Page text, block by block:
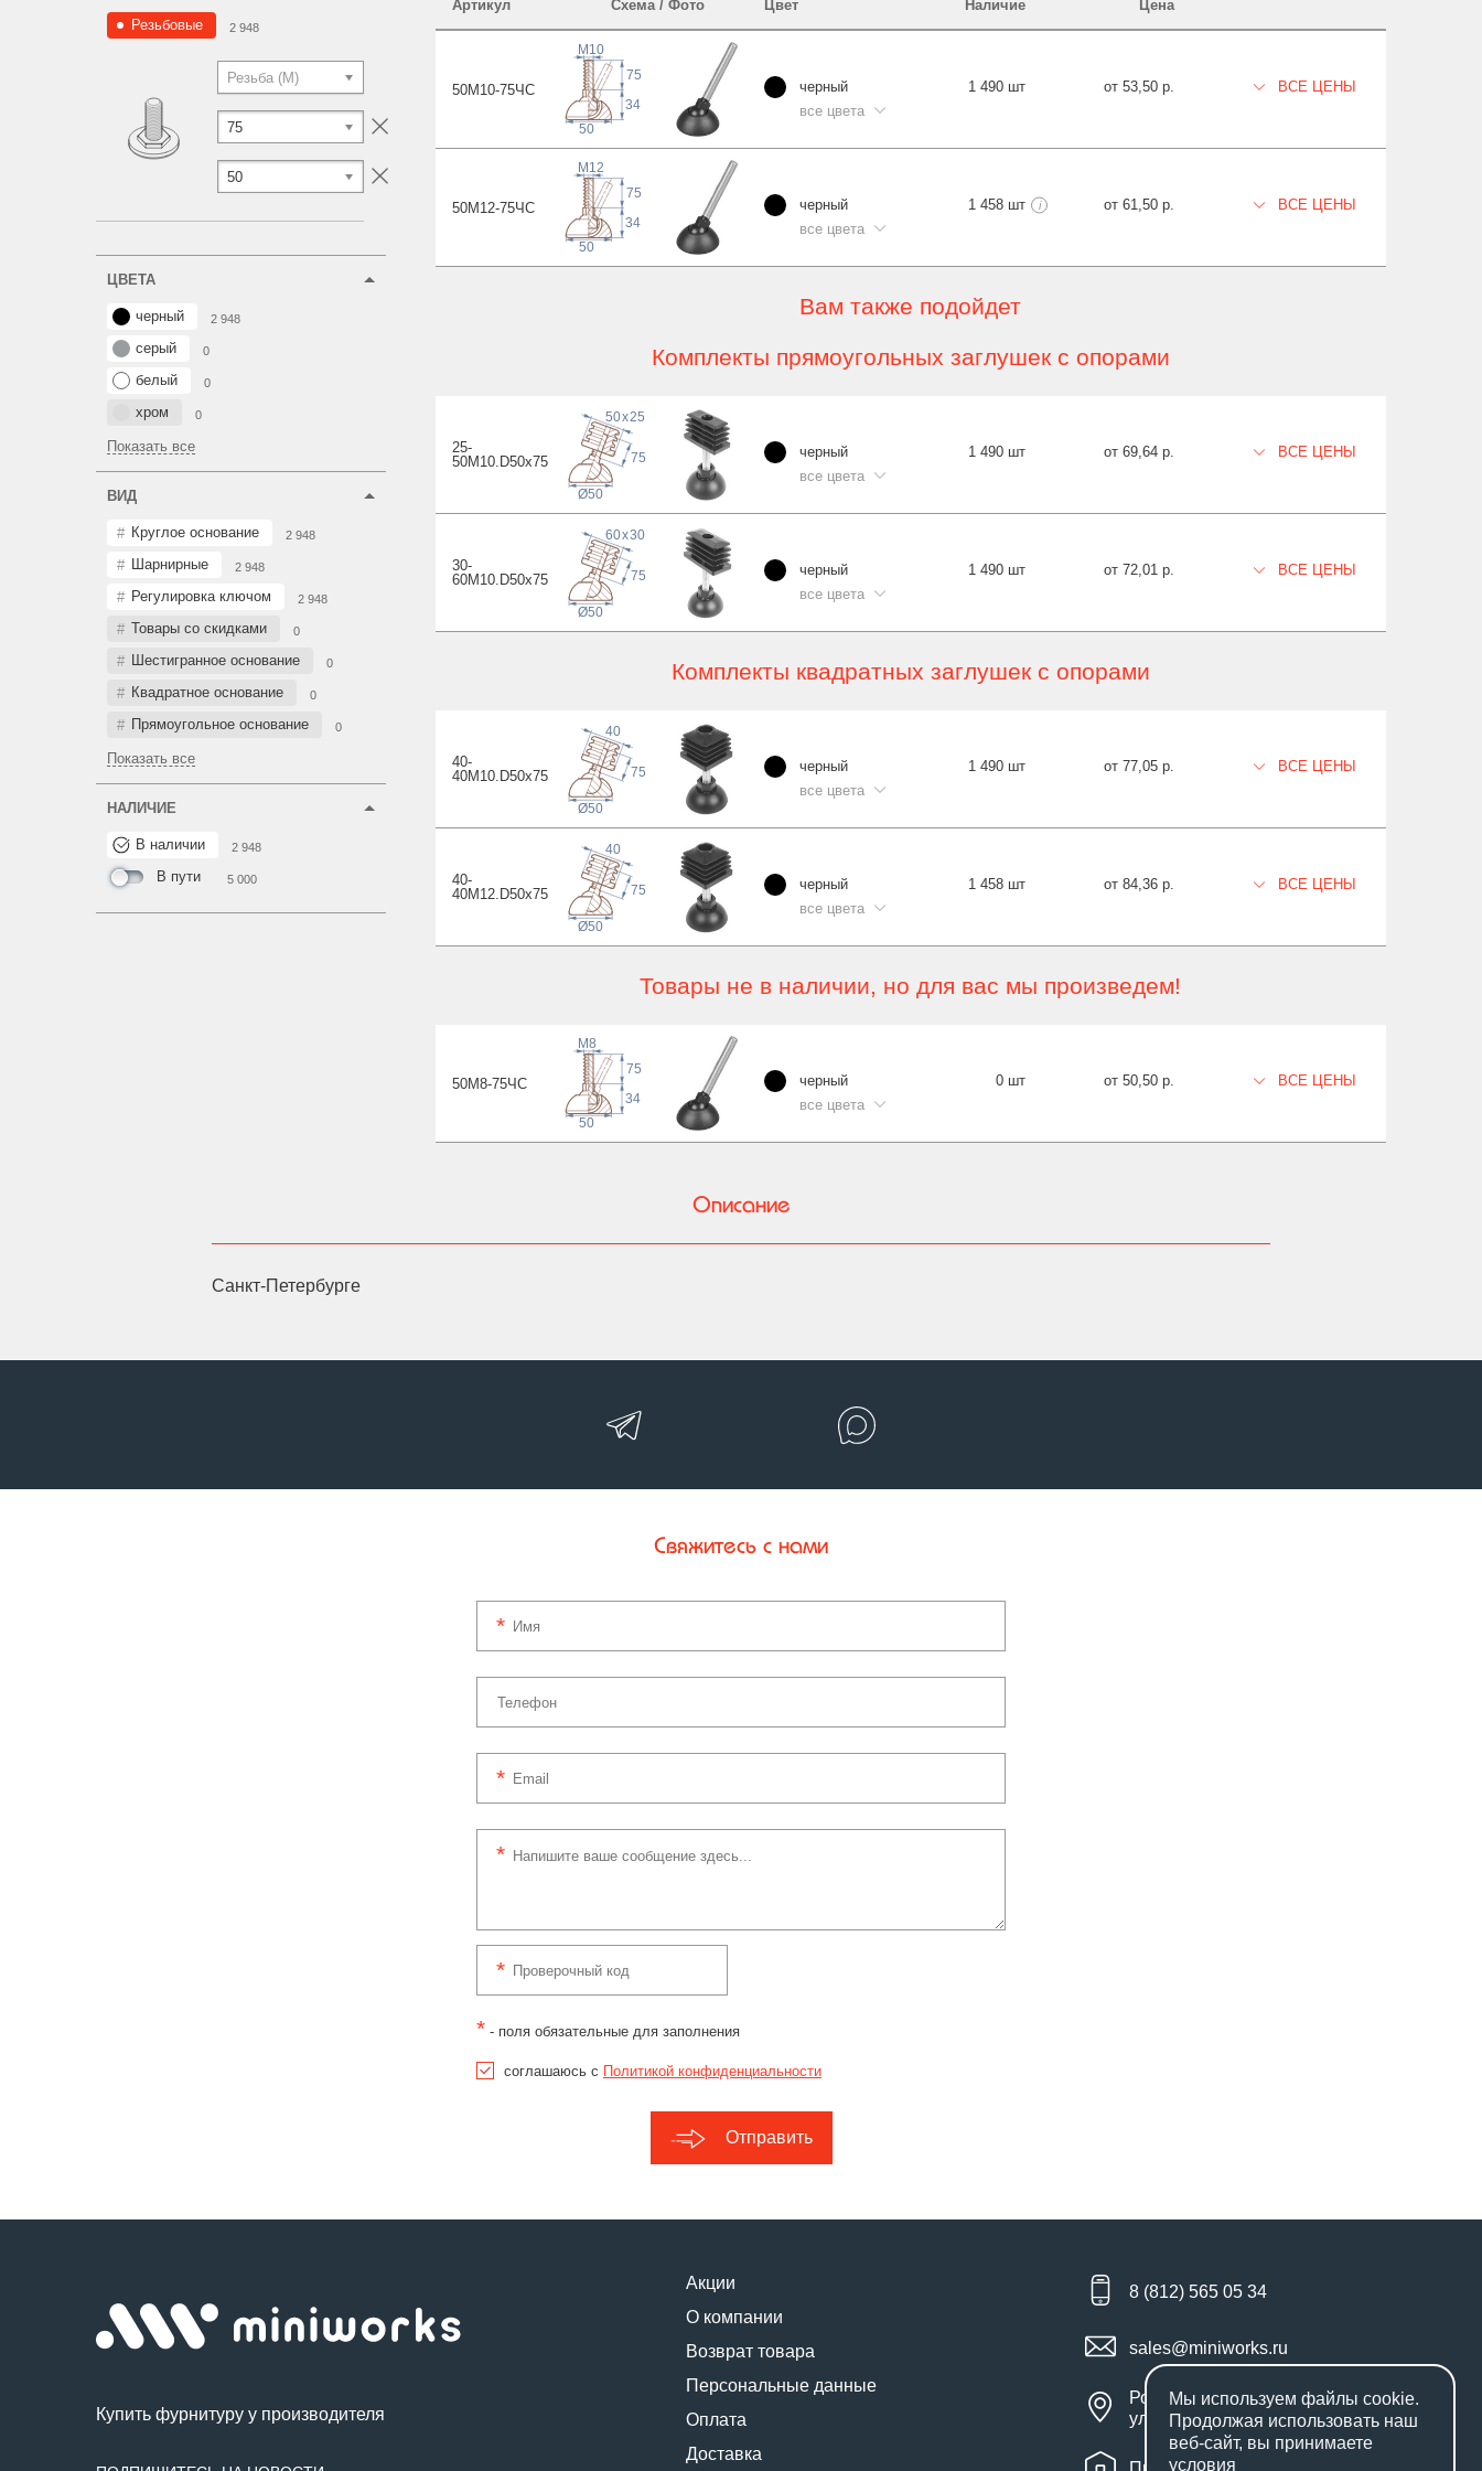
Резьбовые 2 948
Резьба (M)
75
50
ЦВЕТА
черный 2 948
серый 0
белый 0
хром 0
Показать все
ВИД
Круглое основание 2 948
Шарнирные 2 948
Регулировка ключом 2 948
Товары со скидками 0
Шестигранное основание 0
Квадратное основание 0
Прямоугольное основание 0
Показать все
НАЛИЧИЕ
В наличии 2 948
В пути 5 000
Артикул Схема / Фото Цвет Наличие Цена
50М10-75ЧС
M10
75
34
50
черный
все цвета
1 490 шт от 53,50 р. ВСЕ ЦЕНЫ
50М12-75ЧС
M12
75
34
50
черный
все цвета
1 458 шт i от 61,50 р. ВСЕ ЦЕНЫ
Вам также подойдет
Комплекты прямоугольных заглушек с опорами
25-
50M10.D50x75 75
50
Ø50
25
x
черный
все цвета
1 490 шт от 69,64 р. ВСЕ ЦЕНЫ
30-
60M10.D50x75 75
60
Ø50
30
x
черный
все цвета
1 490 шт от 72,01 р. ВСЕ ЦЕНЫ
Комплекты квадратных заглушек с опорами
40-
40M10.D50x75 75
40
Ø50
черный
все цвета
1 490 шт от 77,05 р. ВСЕ ЦЕНЫ
40-
40M12.D50x75 75
40
Ø50
черный
все цвета
1 458 шт от 84,36 р. ВСЕ ЦЕНЫ
Товары не в наличии, но для вас мы произведем!
50М8-75ЧС
M8
75
34
50
черный
все цвета
0 шт от 50,50 р. ВСЕ ЦЕНЫ
Описание
Санкт-Петербурге
Свяжитесь с нами
* - поля обязательные для заполнения
соглашаюсь с Политикой конфиденциальности
Отправить
Купить фурнитуру у производителя
Акции
О компании
Возврат товара
Персональные данные
Оплата
Доставка
8 (812) 565 05 34
sales@miniworks.ru
Россия, Санкт-Петербург,
улица Маршала Новикова, 28Е
Мы используем файлы cookie.
Продолжая использовать наш
веб-сайт, вы принимаете
условия